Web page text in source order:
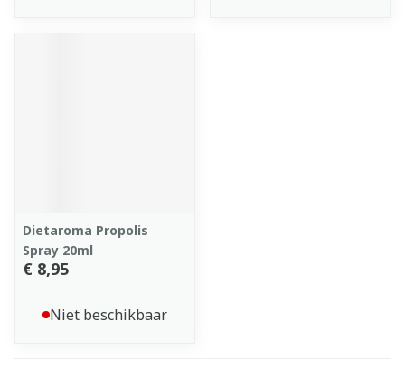
Dietaroma Propolis
Spray 20ml
€ 8,95
Niet beschikbaar